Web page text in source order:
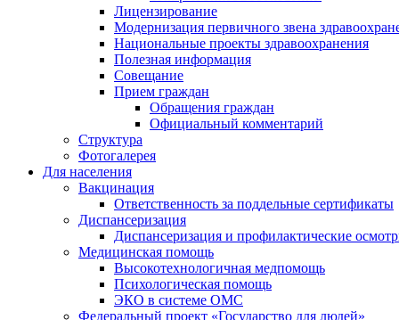
Лицензирование
Модернизация первичного звена
Национальные проекты здравоохранения
Полезная информация
Совещание
Прием граждан
Обращения граждан
Официальный комментарий
Структура
Фотогалерея
Для населения
Вакцинация
Ответственность за поддельные сертификаты
Диспансеризация
Диспансеризация и профилактические
Медицинская помощь
Высокотехнологичная медпомощь
Психологическая помощь
ЭКО в системе ОМС
Федеральный проект «Государство для людей»